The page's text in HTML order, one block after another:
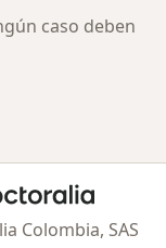
caso deben
Página de inicio
Colombia, SAS